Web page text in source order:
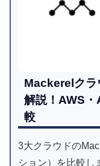
Mackerelクラ
解説！AWS
較
3大クラウドの
ション）を比較し